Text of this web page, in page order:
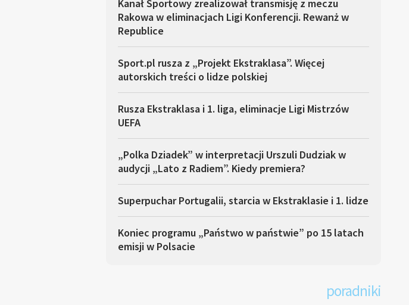
Kanał Sportowy zrealizował transmisję z meczu
Rakowa w eliminacjach Ligi Konferencji. Rewanż w
Republice
Sport.pl rusza z „Projekt Ekstraklasa”. Więcej
autorskich treści o lidze polskiej
Rusza Ekstraklasa i 1. liga, eliminacje Ligi Mistrzów
UEFA
„Polka Dziadek” w interpretacji Urszuli Dudziak w
audycji „Lato z Radiem”. Kiedy premiera?
Superpuchar Portugalii, starcia w Ekstraklasie i 1. lidze
Koniec programu „Państwo w państwie” po 15 latach
emisji w Polsacie
poradniki